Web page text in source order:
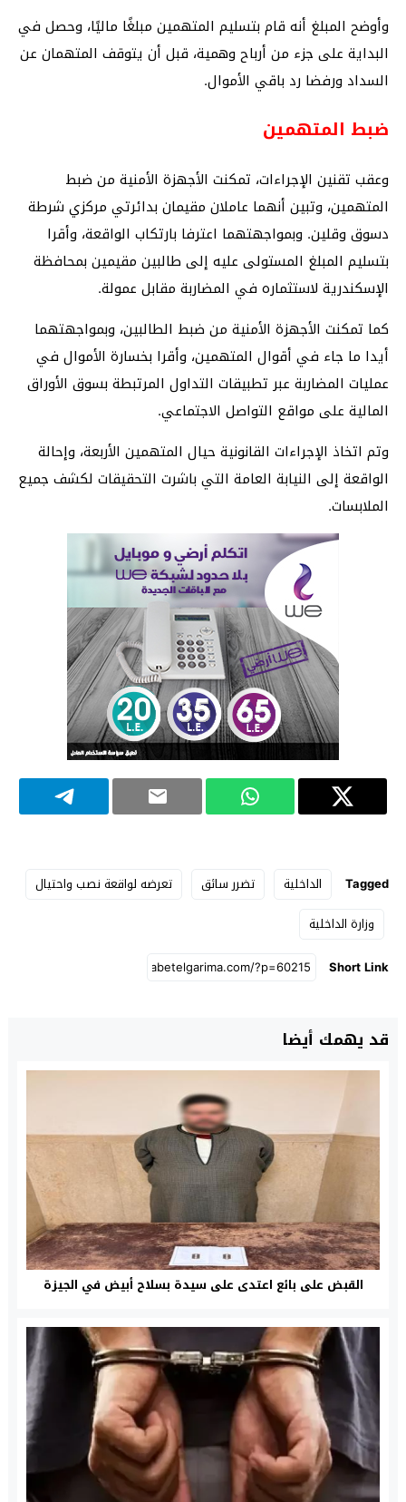
وأوضح المبلغ أنه قام بتسليم المتهمين مبلغًا ماليًا، وحصل في
البداية على جزء من أرباح وهمية، قبل أن يتوقف المتهمان عن
السداد ورفضا رد باقي الأموال.
ضبط المتهمين
وعقب تقنين الإجراءات، تمكنت الأجهزة الأمنية من ضبط
المتهمين، وتبين أنهما عاملان مقيمان بدائرتي مركزي شرطة
دسوق وقلين. وبمواجهتهما اعترفا بارتكاب الواقعة، وأقرا
بتسليم المبلغ المستولى عليه إلى طالبين مقيمين بمحافظة
الإسكندرية لاستثماره في المضاربة مقابل عمولة.
كما تمكنت الأجهزة الأمنية من ضبط الطالبين، وبمواجهتهما
أيدا ما جاء في أقوال المتهمين، وأقرا بخسارة الأموال في
عمليات المضاربة عبر تطبيقات التداول المرتبطة بسوق الأوراق
المالية على مواقع التواصل الاجتماعي.
وتم اتخاذ الإجراءات القانونية حيال المتهمين الأربعة، وإحالة
الواقعة إلى النيابة العامة التي باشرت التحقيقات لكشف جميع
الملابسات.
Tagged الداخلية تضرر سائق
تعرضه لواقعة نصب واحتيال
وزارة الداخلية
Short Link
قد يهمك أيضا
القبض على بائع اعتدى على سيدة بسلاح أبيض في الجيزة